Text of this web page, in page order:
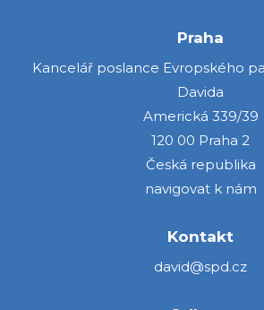
Praha
Kancelář poslance Evropského
Davida
Americká 339/39
120 00 Praha 2
Česká republika
navigovat k nám
Kontakt
david@spd.cz